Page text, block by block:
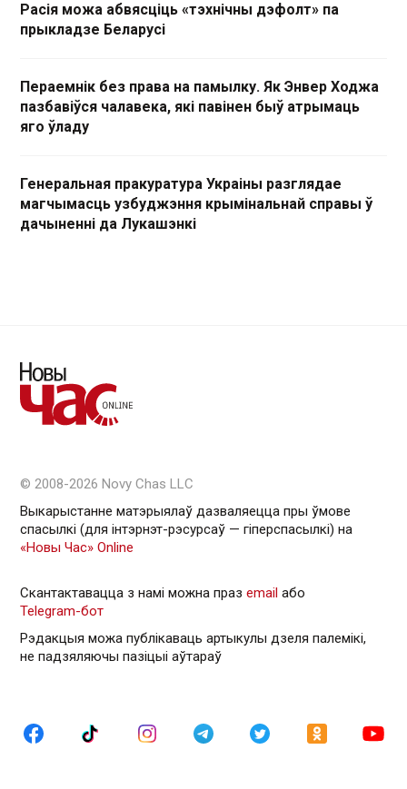
Расія можа абвясціць «тэхнічны дэфолт» па
прыкладзе Беларусі
Пераемнік без права на памылку. Як Энвер Ходжа
пазбавіўся чалавека, які павінен быў атрымаць
яго ўладу
Генеральная пракуратура Украіны разглядае
магчымасць узбуджэння крымінальнай справы ў
дачыненні да Лукашэнкі
© 2008-2026 Novy Chas LLC
Выкарыстанне матэрыялаў дазваляецца пры ўмове
спасылкі (для інтэрнэт-рэсурсаў — гiперспасылкi) на
«Новы Час» Online
Скантактавацца з намі можна праз email або
Telegram-бот
Рэдакцыя можа публікаваць артыкулы дзеля палемікі,
не падзяляючы пазіцыі аўтараў